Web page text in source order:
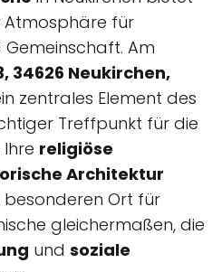
Atmosphäre für
Gemeinschaft. Am
34626 Neukirchen,
zentrales Element des
Treffpunkt für die
religiöse
Architektur
besonderen Ort für
gleichermaßen, die
und soziale